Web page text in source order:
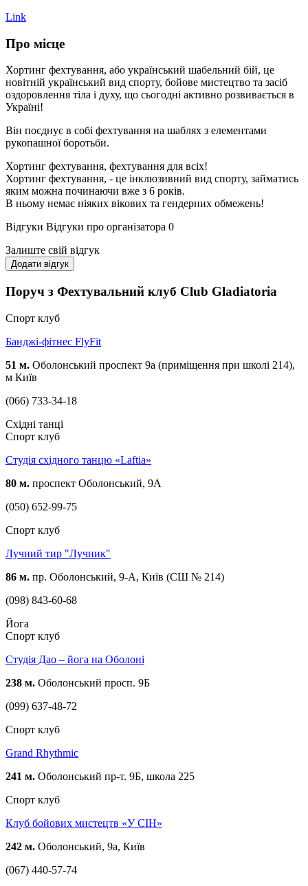
Link
Про місце
Хортинг фехтування, або український шабельний бій, це
новітній український вид спорту, бойове мистецтво та засіб
оздоровлення тіла і духу, що сьогодні активно розвивається в
Україні!
Він поєднує в собі фехтування на шаблях з елементами
рукопашної боротьби.
Хортинг фехтування, фехтування для всіх!
Хортинг фехтування, - це інклюзивний вид спорту, займатись
яким можна починаючи вже з 6 років.
В ньому немає ніяких вікових та гендерних обмежень!
Відгуки Відгуки про організатора 0
Залиште свій відгук
Додати відгук
Поруч з Фехтувальний клуб Club Gladiatoria
Спорт клуб
Банджі-фітнес FlyFit
51 м. Оболонський проспект 9а (приміщення при школі 214),
м Київ
(066) 733-34-18
Східні танці
Спорт клуб
Студія східного танцю «Laftia»
80 м. проспект Оболонський, 9А
(050) 652-99-75
Спорт клуб
Лучний тир "Лучник"
86 м. пр. Оболонський, 9-А, Київ (СШ № 214)
(098) 843-60-68
Йога
Спорт клуб
Студія Дао – йога на Оболоні
238 м. Оболонський просп. 9Б
(099) 637-48-72
Спорт клуб
Grand Rhythmic
241 м. Оболонський пр-т. 9Б, школа 225
Спорт клуб
Клуб бойових мистецтв «У СIН»
242 м. Оболонський, 9а, Київ
(067) 440-57-74